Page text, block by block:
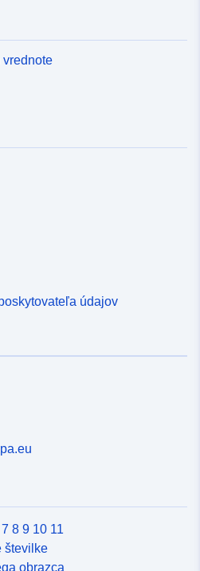
vrednote
údajov
8 9 10 11
številke
obrazca